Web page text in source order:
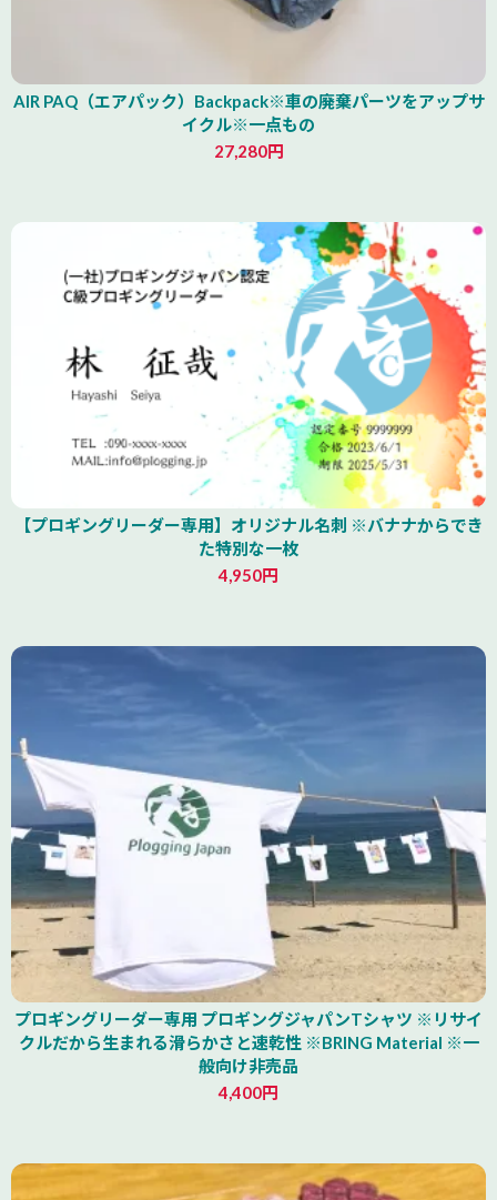
AIR PAQ（エアパック）Backpack※車の廃棄パーツをアップサ
イクル※一点もの
27,280円
【プロギングリーダー専用】オリジナル名刺 ※バナナからでき
た特別な一枚
4,950円
プロギングリーダー専用 プロギングジャパンTシャツ ※リサイ
クルだから生まれる滑らかさと速乾性 ※BRING Material ※一
般向け非売品
4,400円